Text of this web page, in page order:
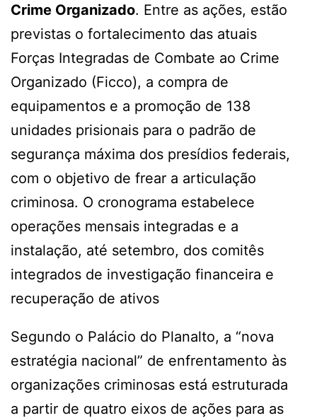
Crime Organizado. Entre as ações, estão
previstas o fortalecimento das atuais
Forças Integradas de Combate ao Crime
Organizado (Ficco), a compra de
equipamentos e a promoção de 138
unidades prisionais para o padrão de
segurança máxima dos presídios federais,
com o objetivo de frear a articulação
criminosa. O cronograma estabelece
operações mensais integradas e a
instalação, até setembro, dos comitês
integrados de investigação financeira e
recuperação de ativos
Segundo o Palácio do Planalto, a “nova
estratégia nacional” de enfrentamento às
organizações criminosas está estruturada
a partir de quatro eixos de ações para as